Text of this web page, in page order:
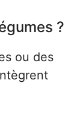
?
ou des